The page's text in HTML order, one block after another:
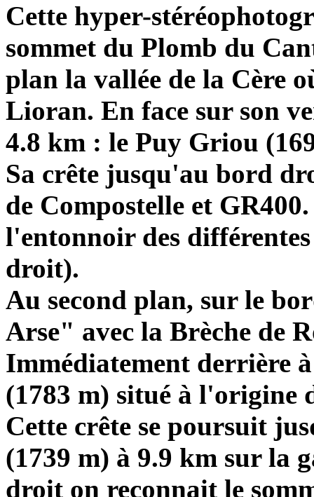
Cette hyper-
sommet du Plomb du
plan la vallée de la Cère
Lioran. En face sur son
4.8 km : le Puy Griou
Sa crête jusqu'au bord
de Compostelle et
l'entonnoir des
droit).
Au second plan, sur le
Arse" avec la Brèche de
Immédiatement derrière
(1783 m) situé à l'origine
Cette crête se poursuit
(1739 m) à 9.9 km sur la
droit on reconnait le